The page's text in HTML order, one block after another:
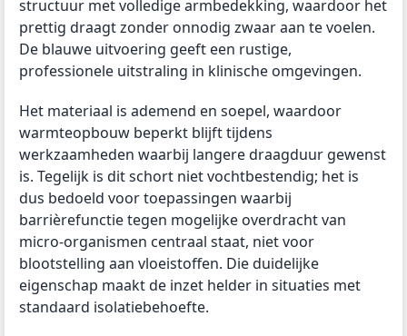
structuur met volledige armbedekking, waardoor het
prettig draagt zonder onnodig zwaar aan te voelen.
De blauwe uitvoering geeft een rustige,
professionele uitstraling in klinische omgevingen.
Het materiaal is ademend en soepel, waardoor
warmteopbouw beperkt blijft tijdens
werkzaamheden waarbij langere draagduur gewenst
is. Tegelijk is dit schort niet vochtbestendig; het is
dus bedoeld voor toepassingen waarbij
barrièrefunctie tegen mogelijke overdracht van
micro-organismen centraal staat, niet voor
blootstelling aan vloeistoffen. Die duidelijke
eigenschap maakt de inzet helder in situaties met
standaard isolatiebehoefte.